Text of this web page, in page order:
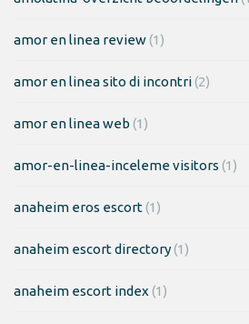
amor en linea review(1)
amor en linea sito di incontri(2)
amor en linea web (1)
amor-en-linea-inceleme visitors (1)
anaheim eros escort(1)
anaheim escort directory(1)
anaheim escort index (1)